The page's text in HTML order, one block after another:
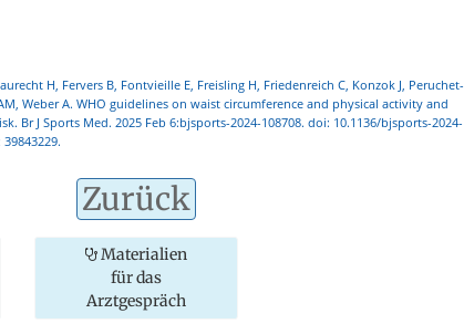
H, Fervers B, Fontvieille E, Freisling H, Friedenreich C, Konzok J, Peruchet-
Weber A. WHO guidelines on waist circumference and physical activity and
Br J Sports Med. 2025 Feb 6:bjsports-2024-108708. doi: 10.1136/bjsports-2024-
Zurück
Materialien
für das
Arztgespräch